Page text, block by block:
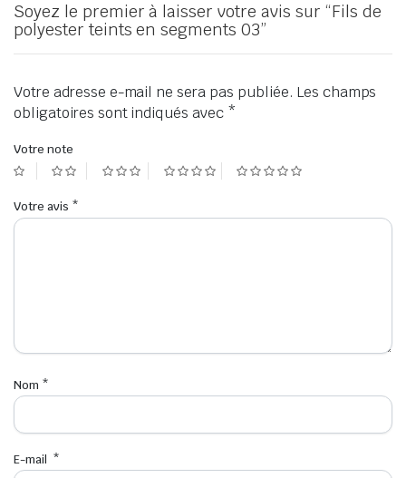
Soyez le premier à laisser votre avis sur “Fils de
polyester teints en segments 03”
Votre adresse e-mail ne sera pas publiée. Les champs
obligatoires sont indiqués avec *
Votre note
Votre avis *
Nom *
E-mail *